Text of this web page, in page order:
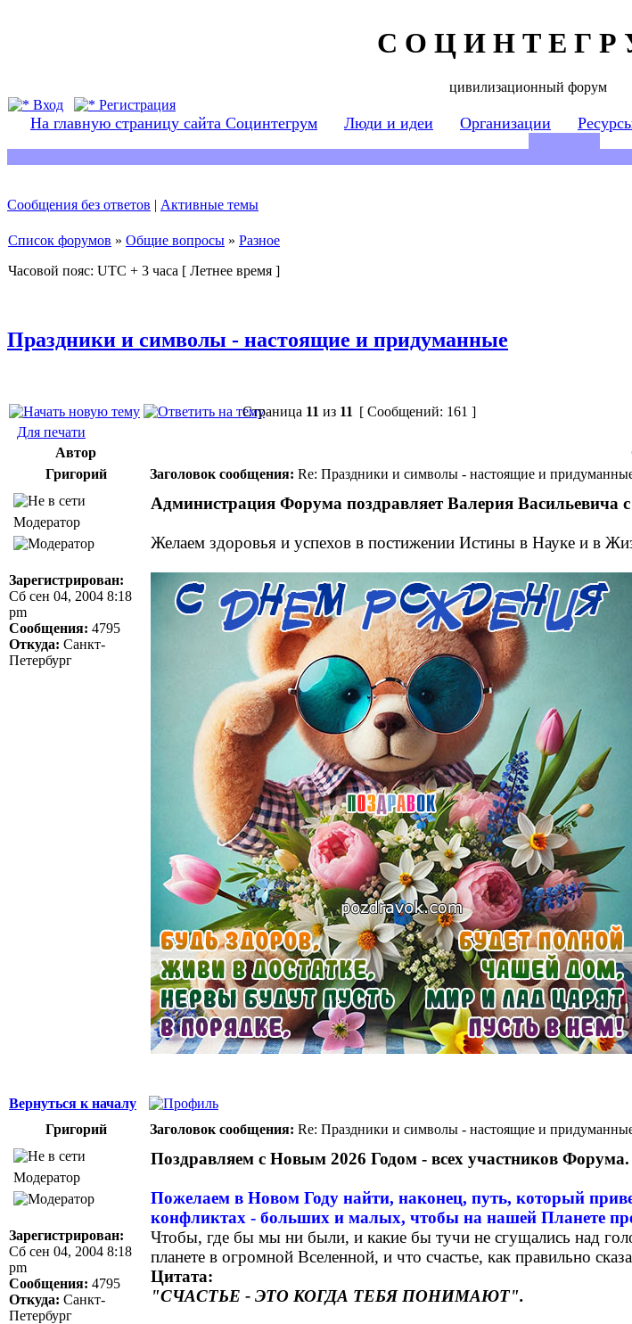
С О Ц И Н Т Е Г Р
цивилизационный форум
Вход
Регистрация
На главную страницу сайта Социнтегрум Люди и идеи Организации
Сообщения без ответов | Активные темы
Список форумов » Общие вопросы » Разное
Часовой пояс: UTC + 3 часа [ Летнее время ]
Праздники и символы - настоящие и придуманные
Страница 11 из 11 [ Сообщений: 161 ]
Для печати
Автор
Григорий
Заголовок сообщения: Re: Праздники и символы - настоящие и
Модератор
Зарегистрирован:
Сб сен 04, 2004 8:18
pm
Сообщения: 4795
Откуда: Санкт-
Петербург
Администрация Форума поздравляет Валерия Васильевича
Желаем здоровья и успехов в постижении Истины в Науке и в
Вернуться к началу
Григорий
Заголовок сообщения: Re: Праздники и символы - настоящие и
Модератор
Зарегистрирован:
Сб сен 04, 2004 8:18
pm
Сообщения: 4795
Откуда: Санкт-
Петербург
Поздравляем с Новым 2026 Годом - всех участников Форума.
Пожелаем в Новом Году найти, наконец, путь, который
конфликтах - больших и малых, чтобы на нашей Планете
Чтобы, где бы мы ни были, и какие бы тучи не сгущались над
планете в огромной Вселенной, и что счастье, как правильно
Цитата:
"СЧАСТЬЕ - ЭТО КОГДА ТЕБЯ ПОНИМАЮТ".